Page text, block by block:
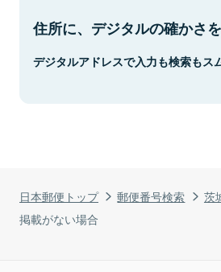
日本郵便トップ 郵便番号検索 茨
掲載がない場合
住所に、デジタルの確かさを
デジタルアドレスで入力も検索もス